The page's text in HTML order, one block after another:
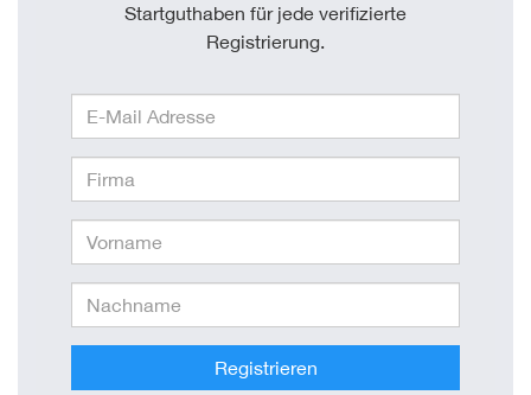
Startguthaben für jede verifizierte
Registrierung.
Registrieren